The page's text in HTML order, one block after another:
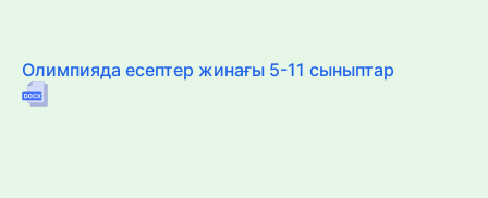
Олимпияда есептер жинағы 5-11 сыныптар